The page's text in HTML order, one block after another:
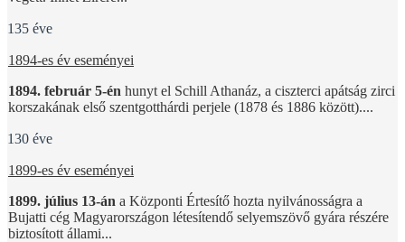
135 éve
1894-es év eseményei
1894. február 5-én hunyt el Schill Athanáz, a ciszterci apátság zirci
korszakának első szentgotthárdi perjele (1878 és 1886 között)....
130 éve
1899-es év eseményei
1899. július 13-án a Központi Értesítő hozta nyilvánosságra a
Bujatti cég Magyarországon létesítendő selyemszövő gyára részére
biztosított állami...